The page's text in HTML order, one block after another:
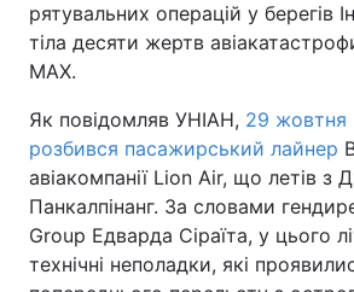
Інтерв'ю Думки
Архів
Контакти
Послуги
рятувальних операцій у берегів
тіла десяти жертв
MAX.
Як повідомляв УНІАН, 29 жовтня
розбився пасажирський лайнер
авіакомпанії Lion Air, що летів з
Панкалпінанг. За словами
Group Едварда Сіраїта, у цього
технічні неполадки, які